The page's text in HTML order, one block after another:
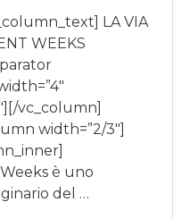
LA VIA
WEEKS
vc_column]
width=”2/3″]
è uno
del …